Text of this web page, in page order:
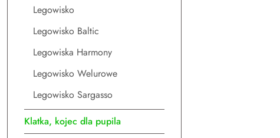
Legowisko
Legowisko Baltic
Legowiska Harmony
Legowisko Welurowe
Legowisko Sargasso
Klatka, kojec dla pupila